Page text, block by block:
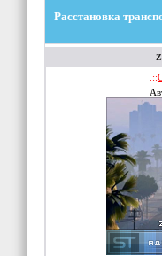
Расстановка
.::